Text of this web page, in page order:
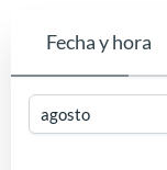
Fecha y hora